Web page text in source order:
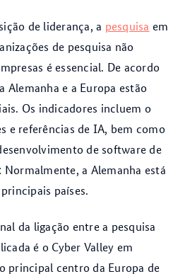
de liderança, a pesquisa em
de pesquisa não
é essencial. De acordo
Alemanha e a Europa estão
Os indicadores incluem o
e referências de IA, bem como
de software de
a Alemanha está
países.
da ligação entre a pesquisa
é o Cyber Valley em
principal centro da Europa de